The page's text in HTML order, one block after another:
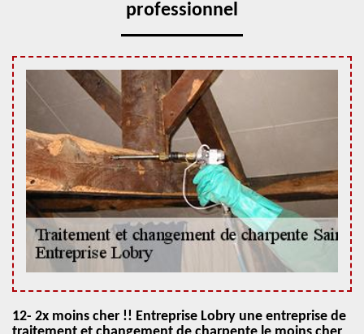
professionnel
12- 2x moins cher !! Entreprise Lobry une entreprise de